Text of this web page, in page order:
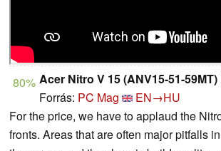
80% Acer Nitro V 15 (ANV15-51-
Forrás: PC Mag
EN→HU
For the price, we have to applaud the
fronts. Areas that are often major pitfalls